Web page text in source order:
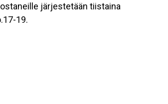
järjestetään tiistaina
19.